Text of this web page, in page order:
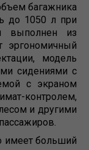
багажника
до 1050 л при
выполнен из
эргономичный
модель
сидениями с
с экраном
и другими
имеет больший